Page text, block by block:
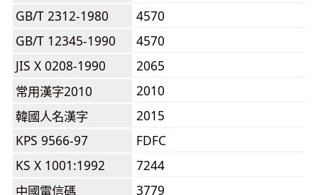
GB/T 2312-1980
4570
GB/T 12345-1990
4570
JIS X 0208-1990
2065
常用漢字2010
2010
韓國人名漢字
2015
KPS 9566-97
FDFC
KS X 1001:1992
7244
中國電信碼
3779